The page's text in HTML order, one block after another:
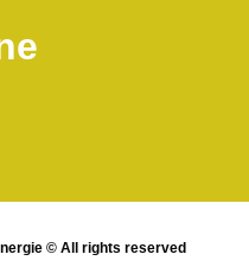
© All rights reserved